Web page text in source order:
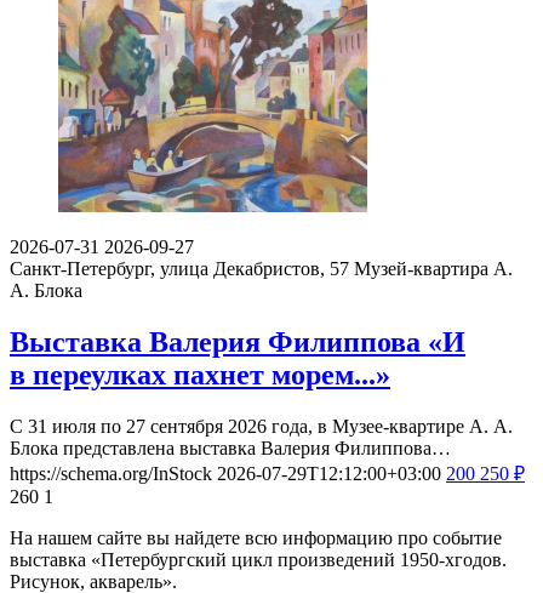
2026-07-31 2026-09-27
Санкт-Петербург, улица Декабристов, 57 Музей-квартира А.
А. Блока
Выставка Валерия Филиппова «И
в переулках пахнет морем...»
С 31 июля по 27 сентября 2026 года, в Музее-квартире А. А.
Блока представлена выставка Валерия Филиппова…
https://schema.org/InStock 2026-07-29T12:12:00+03:00 200 250 ₽
260 1
На нашем сайте вы найдете всю информацию про событие
выставка «Петербургский цикл произведений 1950-хгодов.
Рисунок, акварель».